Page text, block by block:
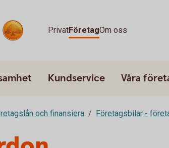
PrivatFöretagOm oss
Kundservice Våra
och finansiera Företagsbilar -